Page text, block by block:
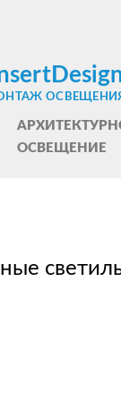
ОСВЕЩЕНИЕ